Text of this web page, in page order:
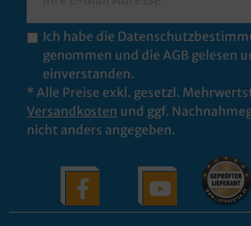
Ich habe die
genommen und die AGB gelesen
einverstanden.
* Alle Preise exkl. gesetzl.
Versandkosten und ggf.
nicht anders angegeben.